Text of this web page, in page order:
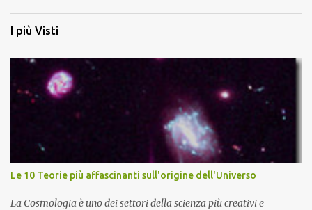
I più Visti
Le 10 Teorie più affascinanti sull'origine dell'Universo
La Cosmologia è uno dei settori della scienza più creativi e